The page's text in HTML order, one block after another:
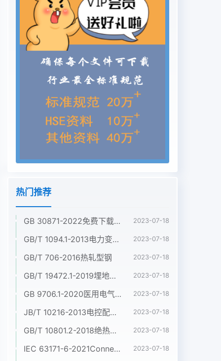
热门推荐
GB 30871-2022免费下载危险化学品企业特殊作业安全规范 2023-07-18
GB/T 1094.1-2013电力变压器 第1部分:总则 2023-07-18
GB/T 706-2016热轧型钢 2023-07-18
GB/T 19472.1-2019埋地用聚乙烯(PE)结构壁管道系统 第1部分:聚乙烯双壁波纹管材 2023-07-18
GB 9706.1-2020医用电气设备 第1部分:基本安全和基本性能的通用要求 2023-07-18
JB/T 10216-2013电控配电用电缆桥架 2023-07-18
GB/T 10801.2-2018绝热用挤塑聚苯乙烯泡沫塑料(XPS) 2023-07-18
IEC 63171-6-2021Connectors for electrical and electronic equipment - Part 6: Detail specification for 2-way and 4-way (data/power), shielded, free and fixed connectors for power and data transmission with frequencies up to 600 MHz 2023-07-18